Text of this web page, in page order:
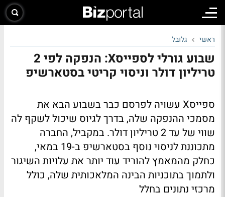
ראשי גלובל
שבוע גורלי לספייסX: הנפקה לפי 2
טריליון דולר וניסוי קריטי בסטארשיפ
ספייסX עשויה לפרסם כבר בשבוע הבא את
מסמכי ההנפקה שלה, בדרך לגיוס שיכול לשקף לה
שווי של עד 2 טריליון דולר. במקביל, החברה
מתכוננת לניסוי נוסף בסטארשיפ ב-19 במאי,
כחלק מהמאמץ להוריד עוד יותר את עלויות השיגור
ולתמוך בתוכניות הבינה המלאכותית שלה, כולל
מרכזי נתונים בחלל